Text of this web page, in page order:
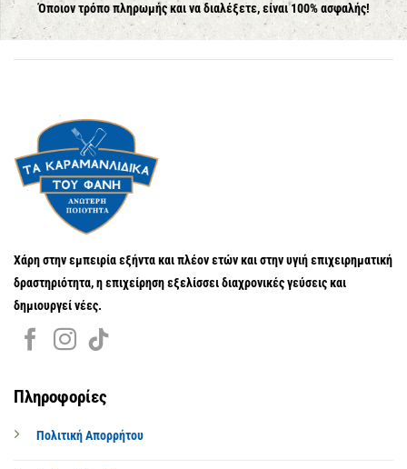
Όποιον τρόπο πληρωμής και να διαλέξετε, είναι 100% ασφαλής!
Χάρη στην εμπειρία εξήντα και πλέον ετών και στην υγιή επιχειρηματική
δραστηριότητα, η επιχείρηση εξελίσσει διαχρονικές γεύσεις και
δημιουργεί νέες.
Πληροφορίες
Πολιτική Απορρήτου